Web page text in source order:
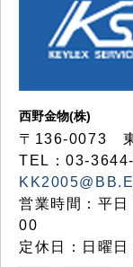
西野金物(株)
〒136-0073
TEL：
営業時間：平
00
定休日：日曜日